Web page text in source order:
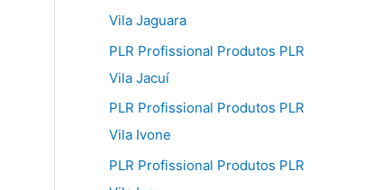
Vila Jaguara
PLR Profissional Produtos PLR
Vila Jacuí
PLR Profissional Produtos PLR
Vila Ivone
PLR Profissional Produtos PLR